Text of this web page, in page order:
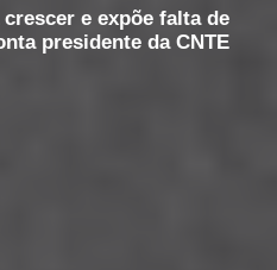
e expõe falta de
presidente da CNTE